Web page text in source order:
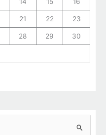
14 15 16
21 22 23
28 29 30